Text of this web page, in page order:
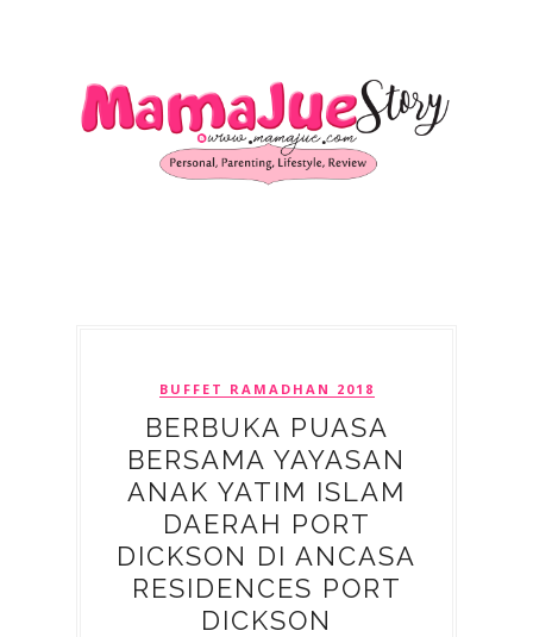
BUFFET RAMADHAN 2018
BERBUKA PUASA
BERSAMA YAYASAN
ANAK YATIM ISLAM
DAERAH PORT
DICKSON DI ANCASA
RESIDENCES PORT
DICKSON